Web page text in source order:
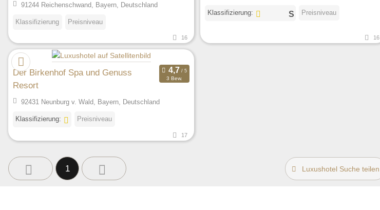
91244 Reichenschwand, Bayern, Deutschland
Klassifizierung Preisniveau
16
Klassifizierung: Preisniveau
16
Der Birkenhof Spa und Genuss
Resort
3 Bew.
92431 Neunburg v. Wald, Bayern, Deutschland
Klassifizierung: Preisniveau
17
1 Luxushotel Suche teilen